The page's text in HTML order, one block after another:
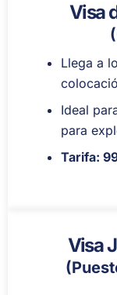
Visa
Llega a
Ideal
para
Tarifa:
Visa